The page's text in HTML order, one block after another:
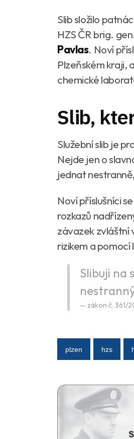
Slib složilo
HZS ČR brig.
Pavlas. Noví
Plzeňském kraji,
chemické
Slib,
Služební slib je
Nejde jen o
jednat
Noví příslušníci
rozkazů
závazek zvláštní
rizikem a pomocí
Slibuji na
zákon č. 361/
plzen hzs